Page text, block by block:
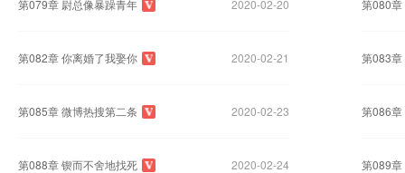
第079章 尉总像暴躁青年 2020-02-20 第080章
第082章 你离婚了我娶你 2020-02-21 第083章
第085章 微博热搜第二条 2020-02-23 第086章
第088章 锲而不舍地找死 2020-02-24 第089章